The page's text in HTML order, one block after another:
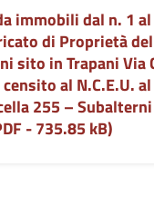
immobili dal n. 1
di Proprietà
sito in Trapani Via
al N.C.E.U.
255 –
- 735.85 kB)